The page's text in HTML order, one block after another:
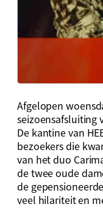
Afgelopen
seizoensafsluiting
De kantine van
bezoekers die
van het duo
de twee oude
de
veel hilariteit en